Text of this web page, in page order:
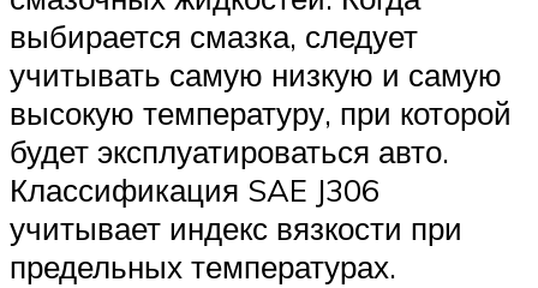
выбирается смазка, следует
учитывать самую низкую и самую
высокую температуру, при которой
будет эксплуатироваться авто.
Классификация SAE J306
учитывает индекс вязкости при
предельных температурах.